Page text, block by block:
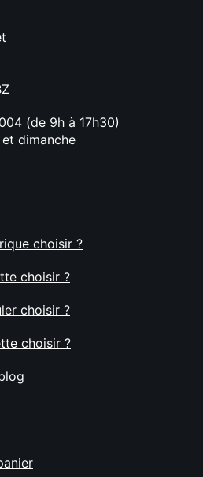
(de 9h à 17h30)
dimanche
choisir ?
choisir ?
choisir ?
choisir ?